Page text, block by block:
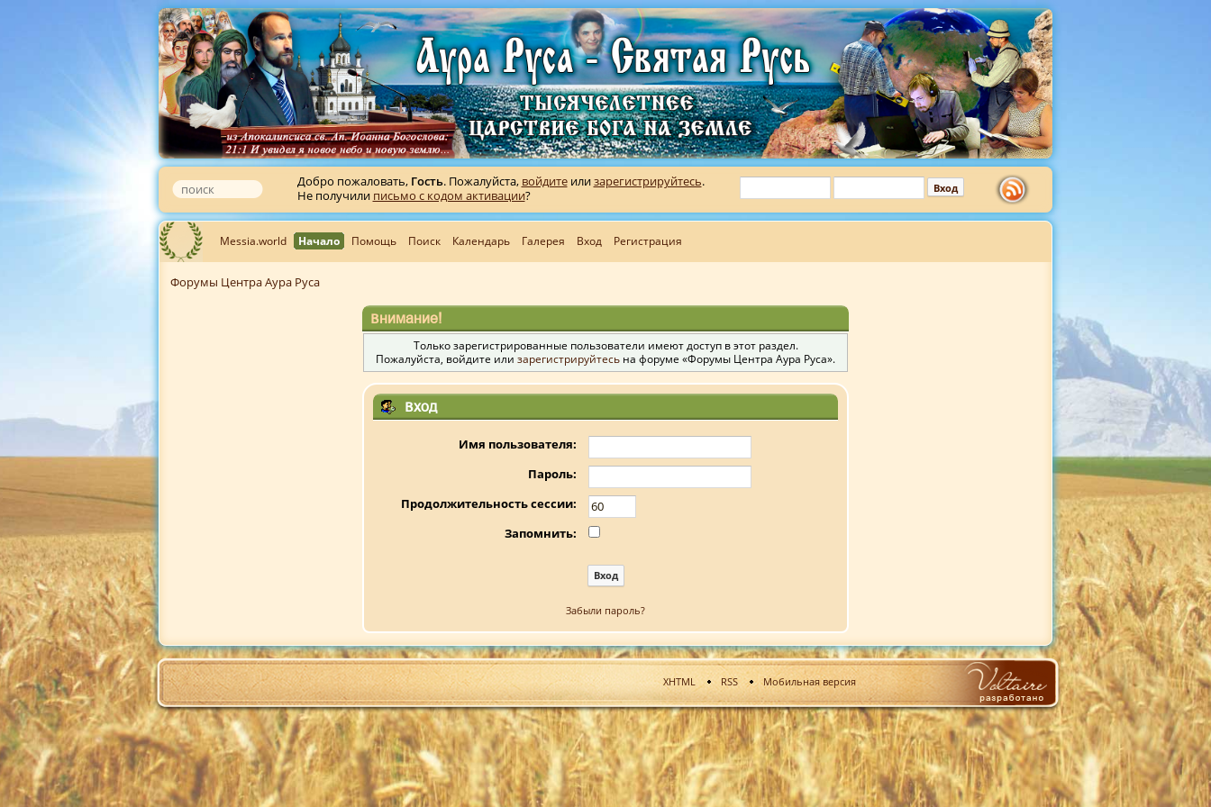
Добро пожаловать, Гость. Пожалуйста, войдитеилизарегистрируйтесь.
Не получили письмо с кодом активации?
Messia.world Начало Помощь Поиск Календарь Галерея Вход Регистрация
Форумы Центра Аура Руса
Внимание!
Только зарегистрированные пользователи имеют доступ в этот раздел.
Пожалуйста, войдите или зарегистрируйтесь на форуме «Форумы Центра Аура Руса».
Вход
Имя пользователя:
Пароль:
Продолжительность сессии:
Запомнить:
Забыли пароль?
XHTML RSS Мобильная версия